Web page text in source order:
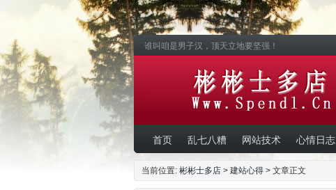
谁叫咱是男子汉，顶天立地要坚强！
首页 乱七八糟 网站技术 心情日志
当前位置: 彬彬士多店 > 建站心得 > 文章正文